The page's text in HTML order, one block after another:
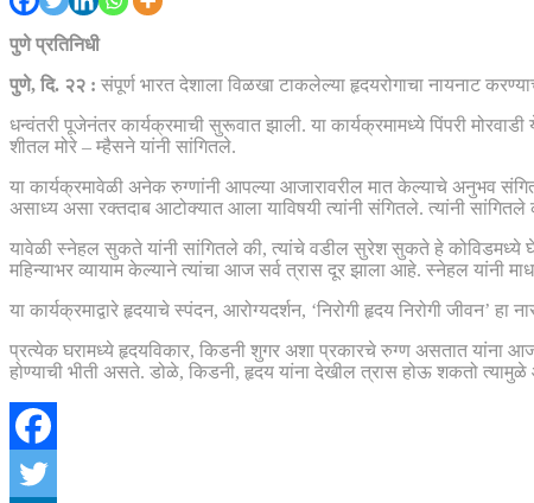
पुणे प्रतिनिधी
पुणे, दि. २२ : संपूर्ण भारत देशाला विळखा टाकलेल्या हृदयरोगाचा नायनाट
धन्वंतरी पूजेनंतर कार्यक्रमाची सुरूवात झाली. या कार्यक्रमामध्ये पिंपरी
शीतल मोरे – म्हैसने यांनी सांगितले.
या कार्यक्रमावेळी अनेक रुग्णांनी आपल्या आजारावरील मात केल्याचे अनुभव
असाध्य असा रक्तदाब आटोक्यात आला याविषयी त्यांनी संगितले. त्यांनी सांगितले
यावेळी स्नेहल सुकते यांनी सांगितले की, त्यांचे वडील सुरेश सुकते हे कोविडमध्ये
महिन्याभर व्यायाम केल्याने त्यांचा आज सर्व त्रास दूर झाला आहे. स्नेहल यांनी
या कार्यक्रमाद्वारे हृदयाचे स्पंदन, आरोग्यदर्शन, ‘निरोगी हृदय निरोगी
प्रत्येक घरामध्ये हृदयविकार, किडनी शुगर अशा प्रकारचे रुग्ण असतात यांना
होण्याची भीती असते. डोळे, किडनी, हृदय यांना देखील त्रास होऊ शकतो